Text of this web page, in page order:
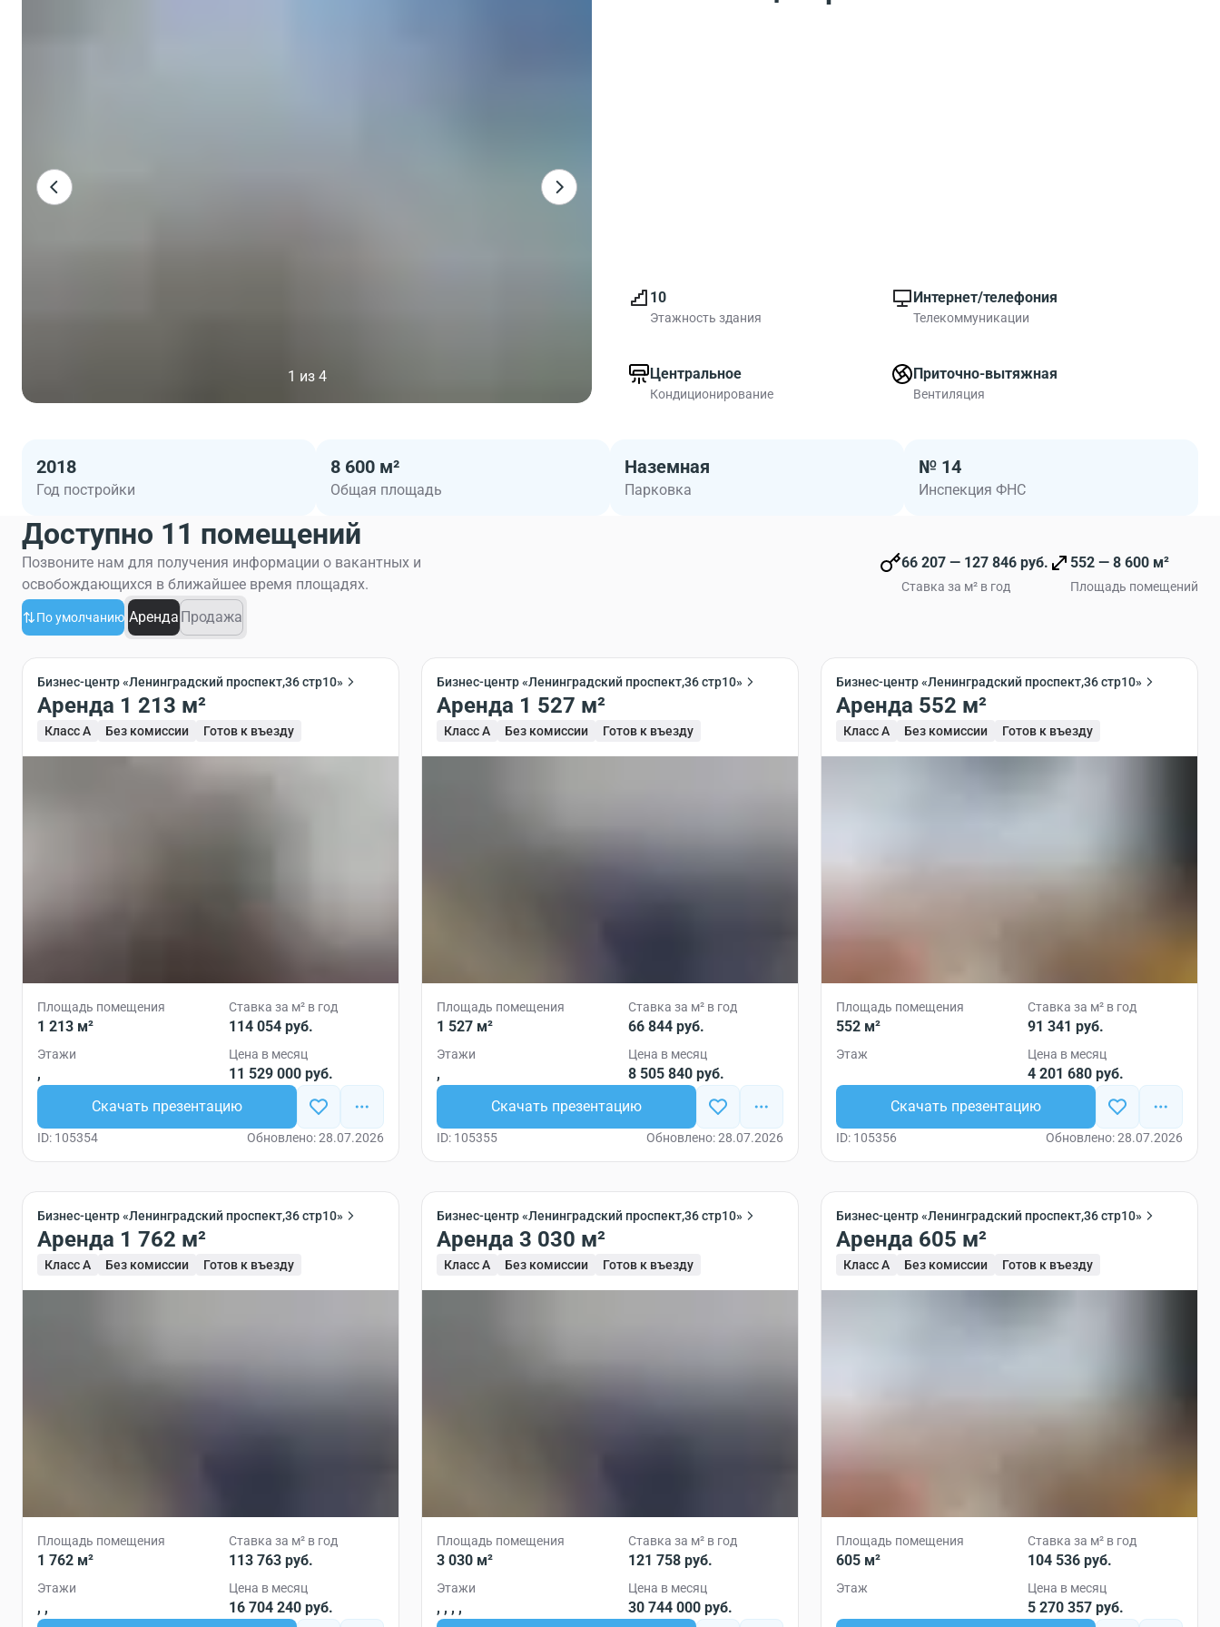
1 из 4
10
Этажность здания
Интернет/телефония
Телекоммуникации
Центральное
Кондиционирование
Приточно-вытяжная
Вентиляция
2018
Год постройки
8 600 м²
Общая площадь
Наземная
Парковка
№ 14
Инспекция ФНС
Доступно 11 помещений
Позвоните нам для получения информации о вакантных и
освобождающихся в ближайшее время площадях.
66 207 — 127 846 руб.
Ставка за м² в год
552 — 8 600 м²
Площадь помещений
По умолчанию Аренда Продажа
Бизнес-центр «Ленинградский проспект,36 стр10»
Аренда 1 213 м²
Класс A Без комиссии Готов к въезду
Площадь помещения
1 213 м²
Ставка за м² в год
114 054 руб.
Этажи
,
Цена в месяц
11 529 000 руб.
Скачать презентацию
ID: 105354 Обновлено: 28.07.2026
Бизнес-центр «Ленинградский проспект,36 стр10»
Аренда 1 527 м²
Класс A Без комиссии Готов к въезду
Площадь помещения
1 527 м²
Ставка за м² в год
66 844 руб.
Этажи
,
Цена в месяц
8 505 840 руб.
Скачать презентацию
ID: 105355 Обновлено: 28.07.2026
Бизнес-центр «Ленинградский проспект,36 стр10»
Аренда 552 м²
Класс A Без комиссии Готов к въезду
Площадь помещения
552 м²
Ставка за м² в год
91 341 руб.
Этаж Цена в месяц
4 201 680 руб.
Скачать презентацию
ID: 105356 Обновлено: 28.07.2026
Бизнес-центр «Ленинградский проспект,36 стр10»
Аренда 1 762 м²
Класс A Без комиссии Готов к въезду
Площадь помещения
1 762 м²
Ставка за м² в год
113 763 руб.
Этажи
, ,
Цена в месяц
16 704 240 руб.
Бизнес-центр «Ленинградский проспект,36 стр10»
Аренда 3 030 м²
Класс A Без комиссии Готов к въезду
Площадь помещения
3 030 м²
Ставка за м² в год
121 758 руб.
Этажи
, , , ,
Цена в месяц
30 744 000 руб.
Бизнес-центр «Ленинградский проспект,36 стр10»
Аренда 605 м²
Класс A Без комиссии Готов к въезду
Площадь помещения
605 м²
Ставка за м² в год
104 536 руб.
Этаж Цена в месяц
5 270 357 руб.